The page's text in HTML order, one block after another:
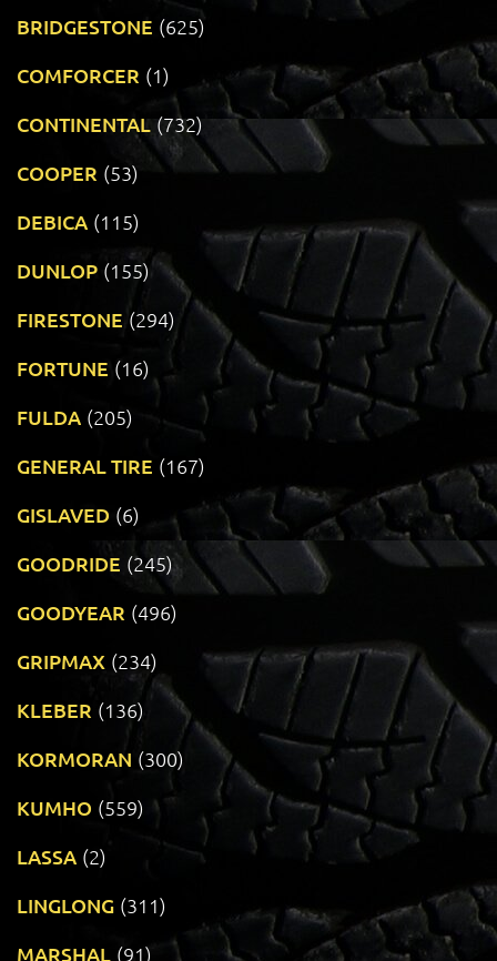
BRIDGESTONE (625)
COMFORCER (1)
CONTINENTAL (732)
COOPER (53)
DEBICA (115)
DUNLOP (155)
FIRESTONE (294)
FORTUNE (16)
FULDA (205)
GENERAL TIRE (167)
GISLAVED (6)
GOODRIDE (245)
GOODYEAR (496)
GRIPMAX (234)
KLEBER (136)
KORMORAN (300)
KUMHO (559)
LASSA (2)
LINGLONG (311)
MARSHAL (91)